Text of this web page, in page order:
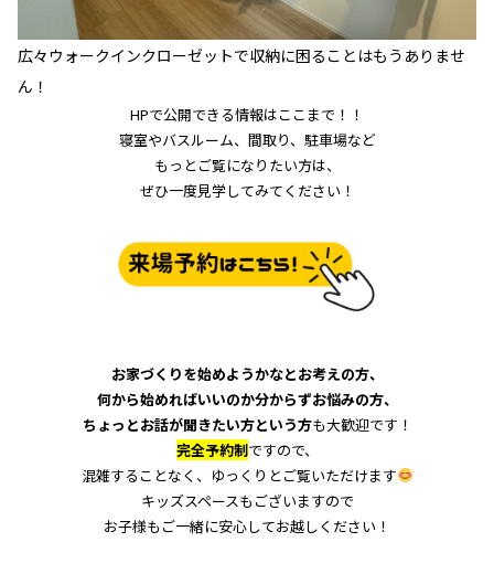
広々ウォークインクローゼットで収納に困ることはもうありませ
ん！
HPで公開できる情報はここまで！！
寝室やバスルーム、間取り、駐車場など
もっとご覧になりたい方は、
ぜひ一度見学してみてください！
お家づくりを始めようかなとお考えの方、
何から始めればいいのか分からずお悩みの方、
ちょっとお話が聞きたい方という方も大歓迎です！
完全予約制ですので、
混雑することなく、ゆっくりとご覧いただけます
キッズスペースもございますので
お子様もご一緒に安心してお越しください！